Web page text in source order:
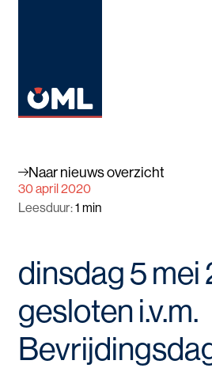
Naar nieuws overzicht
30 april 2020
Leesduur:1 min
dinsdag 5
gesloten i.v.m.